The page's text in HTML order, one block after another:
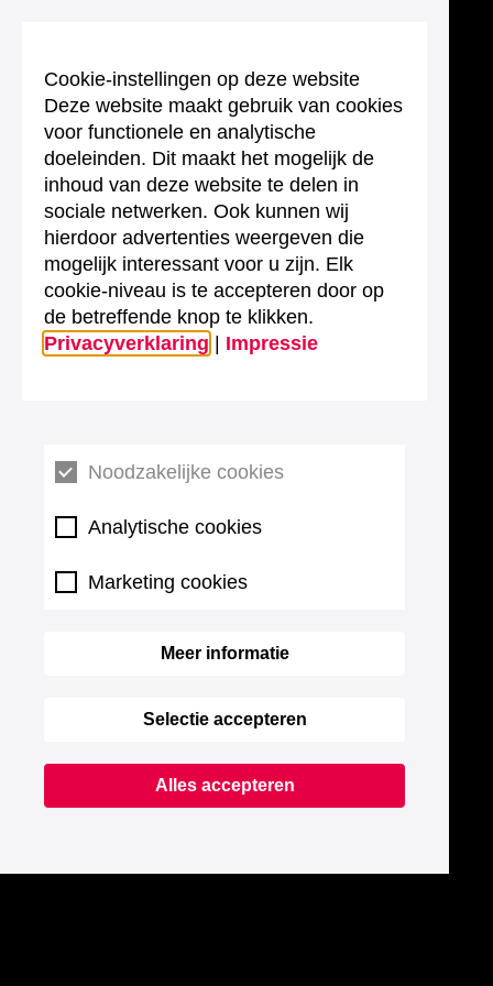
Cookie-instellingen op deze website
Deze website maakt gebruik van cookies
voor functionele en analytische
doeleinden. Dit maakt het mogelijk de
inhoud van deze website te delen in
sociale netwerken. Ook kunnen wij
hierdoor advertenties weergeven die
mogelijk interessant voor u zijn. Elk
cookie-niveau is te accepteren door op
de betreffende knop te klikken.
Privacyverklaring
Impressie
Noodzakelijke cookies
Analytische cookies
Marketing cookies
Meer informatie
Selectie accepteren
Alles accepteren